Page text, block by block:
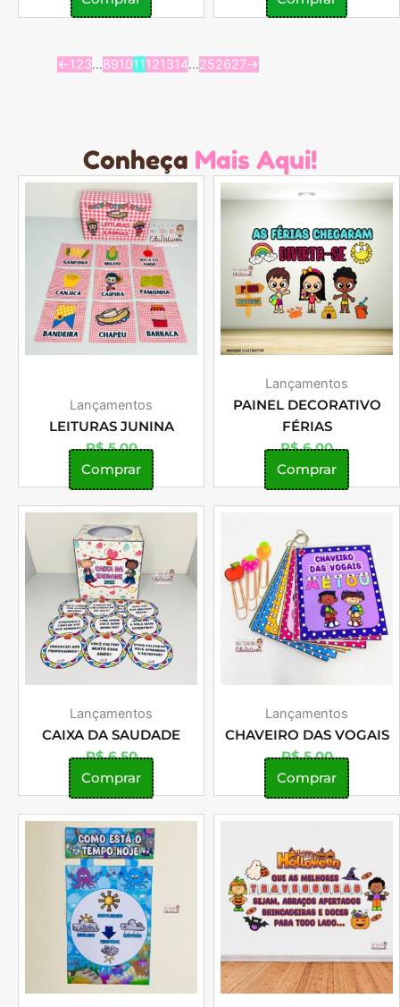
←123…891011121314…252627→
Conheça Mais Aqui!
Lançamentos
LEITURAS JUNINA
R$5,00
Comprar
Lançamentos
PAINEL DECORATIVO
FÉRIAS
R$6,00
Comprar
Lançamentos
CAIXA DA SAUDADE
R$6,50
Comprar
Lançamentos
CHAVEIRO DAS VOGAIS
R$5,00
Comprar